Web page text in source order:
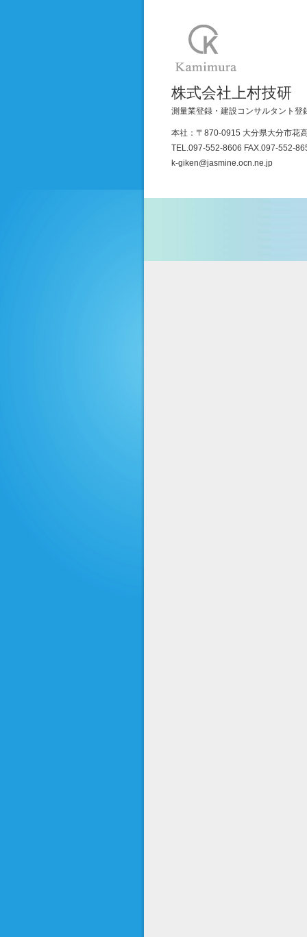
株式会社上村技研
測量業登録・建設コンサルタント登
本社：〒870-0915 大分県大分市花
TEL.097-552-8606 FAX.097-552-
k-giken@jasmine.ocn.ne.jp